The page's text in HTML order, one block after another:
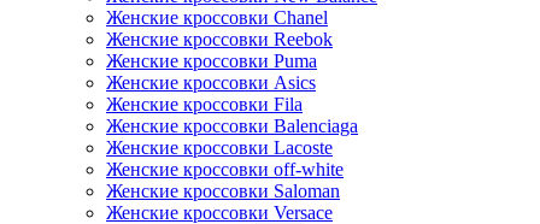
Женские кроссовки Chanel
Женские кроссовки Reebok
Женские кроссовки Puma
Женские кроссовки Asics
Женские кроссовки Fila
Женские кроссовки Balenciaga
Женские кроссовки Lacoste
Женские кроссовки off-white
Женские кроссовки Saloman
Женские кроссовки Versace